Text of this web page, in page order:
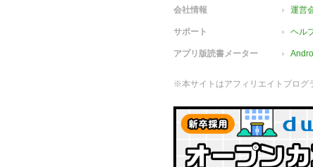
会社情報 運営
サポート ヘル
アプリ版読書メーター
※本サイトはアフィリエイトプログ